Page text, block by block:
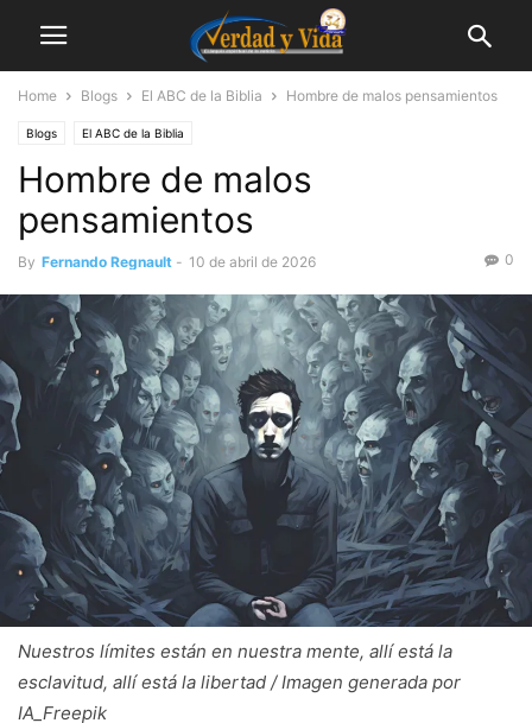
Home Blogs El ABC de la Biblia Hombre de malos pensamientos
Blogs El ABC de la Biblia
Hombre de malos
pensamientos
By Fernando Regnault - 10 de abril de 2026 0
Nuestros límites están en nuestra mente, allí está la
esclavitud, allí está la libertad / Imagen generada por
IA_Freepik